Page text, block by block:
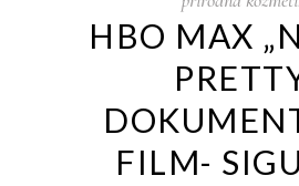
HBO MAX
FILM-